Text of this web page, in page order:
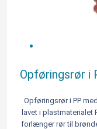
Opføringsrør i
Opføringsrør i PP
lavet i plastmaterialet
forlænger rør til